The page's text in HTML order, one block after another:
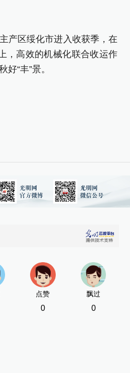
产区绥化市进入收获季，在
，高效的机械化联合收运作
“丰”景。
点赞
0
飘过
0